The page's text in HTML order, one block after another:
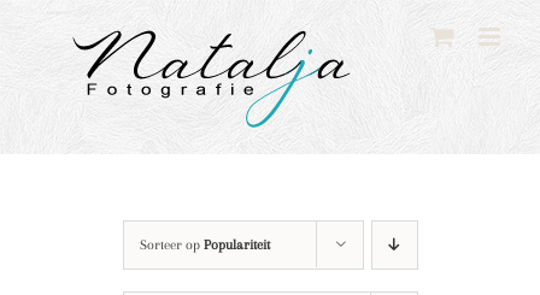
naar
Sorteer op Populariteit